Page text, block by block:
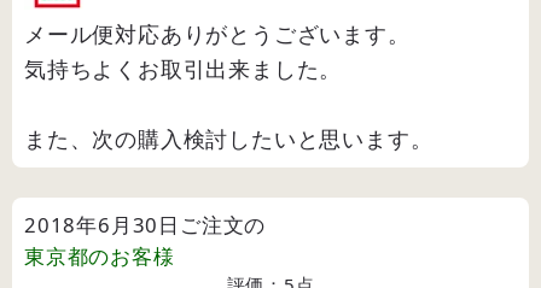
メール便対応ありがとうございます。
気持ちよくお取引出来ました。
また、次の購入検討したいと思います。
2018年6月30日ご注文の
東京都のお客様